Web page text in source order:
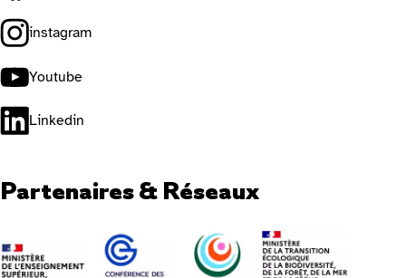
instagram
Youtube
Linkedin
Partenaires & Réseaux